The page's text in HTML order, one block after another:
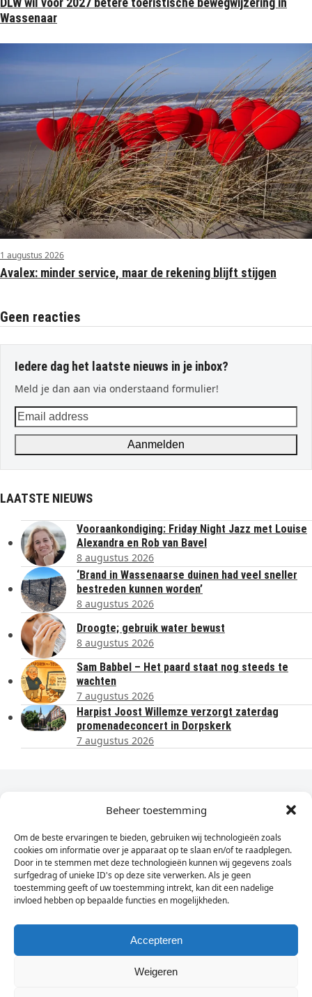
Beheer toestemming
Om de beste ervaringen te bieden, gebruiken wij technologieën zoals
cookies om informatie over je apparaat op te slaan en/of te raadplegen.
Door in te stemmen met deze technologieën kunnen wij gegevens zoals
surfgedrag of unieke ID's op deze site verwerken. Als je geen
toestemming geeft of uw toestemming intrekt, kan dit een nadelige
invloed hebben op bepaalde functies en mogelijkheden.
Accepteren
Weigeren
Wassenaar
1 augustus 2026
Avalex: minder service, maar de rekening blijft stijgen
Geen reacties
Iedere dag het laatste nieuws in je inbox?
Meld je dan aan via onderstaand formulier!
Email
address
Aanmelden
LAATSTE NIEUWS
Vooraankondiging: Friday Night Jazz met Louise
Alexandra en Rob van Bavel
8 augustus 2026
‘Brand in Wassenaarse duinen had veel sneller
bestreden kunnen worden’
8 augustus 2026
Droogte; gebruik water bewust
8 augustus 2026
Sam Babbel – Het paard staat nog steeds te
wachten
7 augustus 2026
Harpist Joost Willemze verzorgt zaterdag
promenadeconcert in Dorpskerk
7 augustus 2026
Dagelijks het laatste nieuws in je e-mail?
Vul
hier
je
e-
mailadres
in
Sign Up